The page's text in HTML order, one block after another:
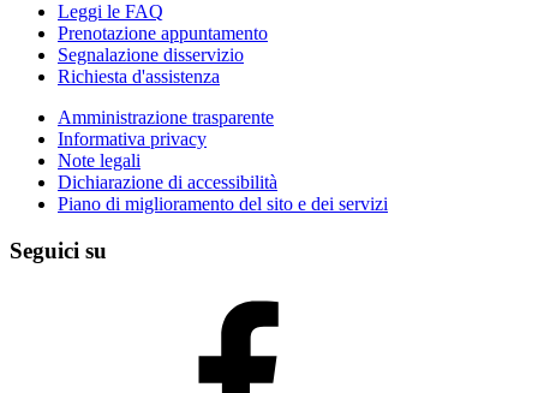
Leggi le FAQ
Prenotazione appuntamento
Segnalazione disservizio
Richiesta d'assistenza
Amministrazione trasparente
Informativa privacy
Note legali
Dichiarazione di accessibilità
Piano di miglioramento del sito e dei servizi
Seguici su